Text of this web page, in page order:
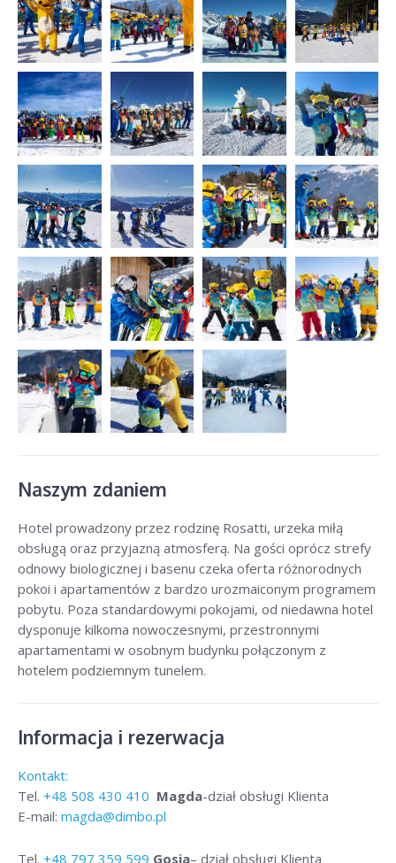
Naszym zdaniem
Hotel prowadzony przez rodzinę Rosatti, urzeka miłą
obsługą oraz przyjazną atmosferą. Na gości oprócz strefy
odnowy biologicznej i basenu czeka oferta różnorodnych
pokoi i apartamentów z bardzo urozmaiconym programem
pobytu. Poza standardowymi pokojami, od niedawna hotel
dysponuje kilkoma nowoczesnymi, przestronnymi
apartamentami w osobnym budynku połączonym z
hotelem podziemnym tunelem.
Informacja i rezerwacja
Kontakt:
Tel. +48 508 430 410 Magda-dział obsługi Klienta
E-mail: magda@dimbo.pl
Tel. +48 797 359 599 Gosia– dział obsługi Klienta